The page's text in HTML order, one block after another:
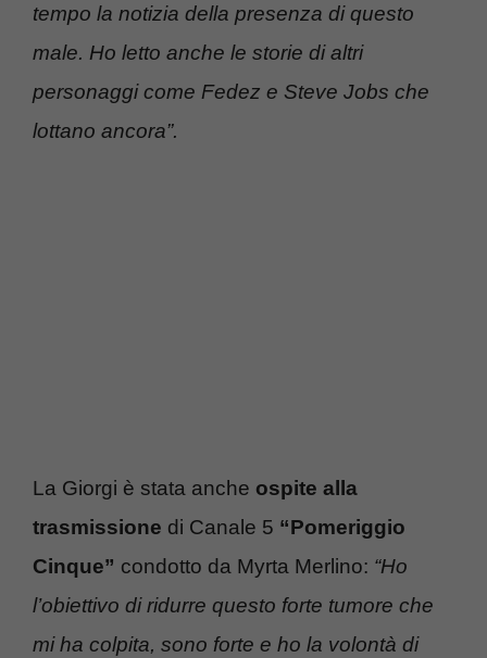
tempo la notizia della presenza di questo
male. Ho letto anche le storie di altri
personaggi come Fedez e Steve Jobs che
lottano ancora”.
La Giorgi è stata anche ospite alla
trasmissione di Canale 5 “Pomeriggio
Cinque” condotto da Myrta Merlino: “Ho
l’obiettivo di ridurre questo forte tumore che
mi ha colpita, sono forte e ho la volontà di